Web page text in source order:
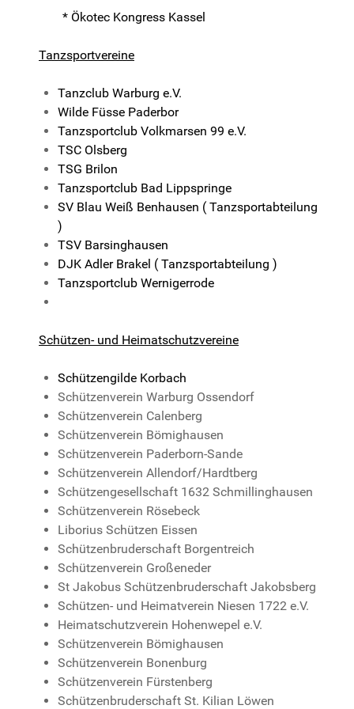
* Ökotec Kongress Kassel
Tanzsportvereine
Tanzclub Warburg e.V.
Wilde Füsse Paderbor
Tanzsportclub Volkmarsen 99 e.V.
TSC Olsberg
TSG Brilon
Tanzsportclub Bad Lippspringe
SV Blau Weiß Benhausen ( Tanzsportabteilung
)
TSV Barsinghausen
DJK Adler Brakel ( Tanzsportabteilung )
Tanzsportclub Wernigerrode
Schützen- und Heimatschutzvereine
Schützengilde Korbach
Schützenverein Warburg Ossendorf
Schützenverein Calenberg
Schützenverein Bömighausen
Schützenverein Paderborn-Sande
Schützenverein Allendorf/Hardtberg
Schützengesellschaft 1632 Schmillinghausen
Schützenverein Rösebeck
Liborius Schützen Eissen
Schützenbruderschaft Borgentreich
Schützenverein Großeneder
St Jakobus Schützenbruderschaft Jakobsberg
Schützen- und Heimatverein Niesen 1722 e.V.
Heimatschutzverein Hohenwepel e.V.
Schützenverein Bömighausen
Schützenverein Bonenburg
Schützenverein Fürstenberg
Schützenbruderschaft St. Kilian Löwen